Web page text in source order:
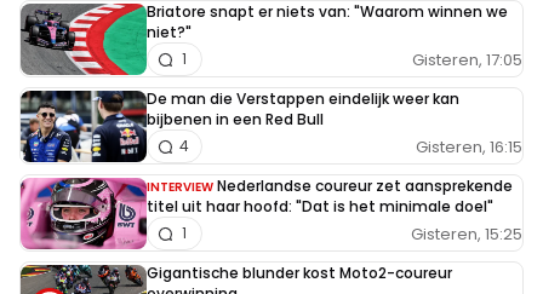
Briatore snapt er niets van: "Waarom winnen we
niet?"
Gisteren, 17:05
1
De man die Verstappen eindelijk weer kan
bijbenen in een Red Bull
Gisteren, 16:15
4
INTERVIEW Nederlandse coureur zet aansprekende
titel uit haar hoofd: "Dat is het minimale doel"
Gisteren, 15:25
1
Gigantische blunder kost Moto2-coureur